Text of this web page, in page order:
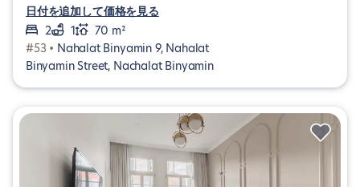
日付を追加して価格を見る
2
1
70 m²
#53 • Nahalat Binyamin 9, Nahalat
Binyamin Street, Nachalat Binyamin